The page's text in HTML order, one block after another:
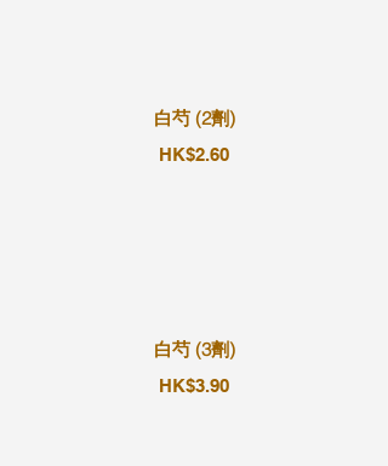
白芍 (2劑)
HK$2.60
白芍 (3劑)
HK$3.90